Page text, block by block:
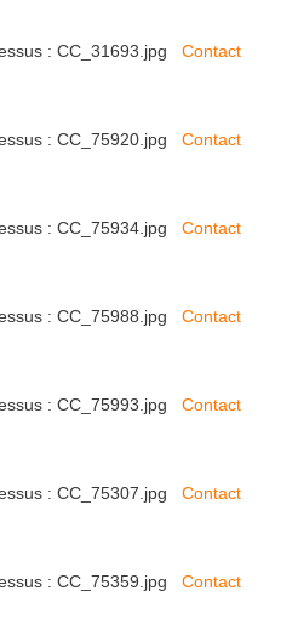
: CC_31693.jpg Contact
: CC_75920.jpg Contact
: CC_75934.jpg Contact
: CC_75988.jpg Contact
: CC_75993.jpg Contact
: CC_75307.jpg Contact
: CC_75359.jpg Contact